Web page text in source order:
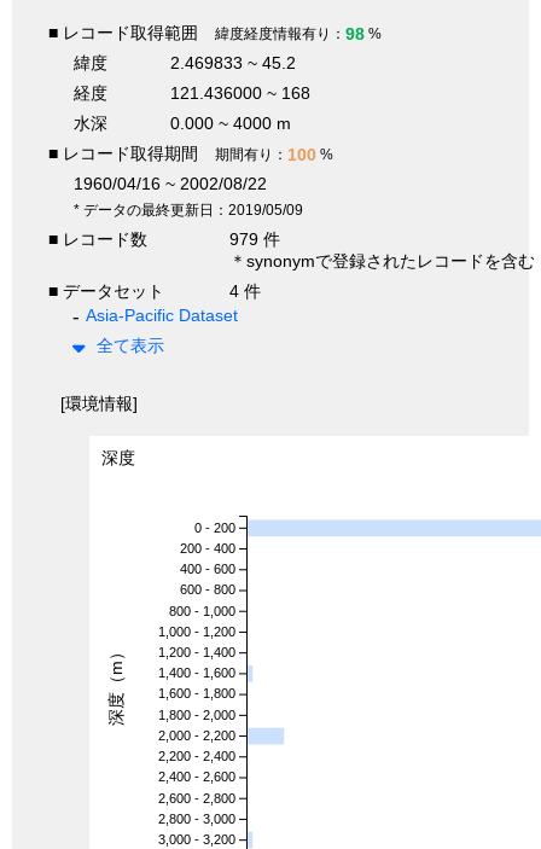
■ レコード取得範囲 緯度経度情報有り： 98 %
緯度
2.469833 ~ 45.2
経度
121.436000 ~ 168
水深
0.000 ~ 4000 m
■ レコード取得期間
期間有り： 100 %
1960/04/16 ~ 2002/08/22
* データの最終更新日：2019/05/09
■ レコード数
979 件
＊synonymで登録されたレコードを含む
■ データセット
4 件
Asia-Pacific Dataset
全て表示
[環境情報]
深度
0 - 200
200 - 400
400 - 600
600 - 800
800 - 1,000
1,000 - 1,200
1,200 - 1,400
1,400 - 1,600
1,600 - 1,800
1,800 - 2,000
2,000 - 2,200
2,200 - 2,400
2,400 - 2,600
2,600 - 2,800
2,800 - 3,000
3,000 - 3,200
深度（m）